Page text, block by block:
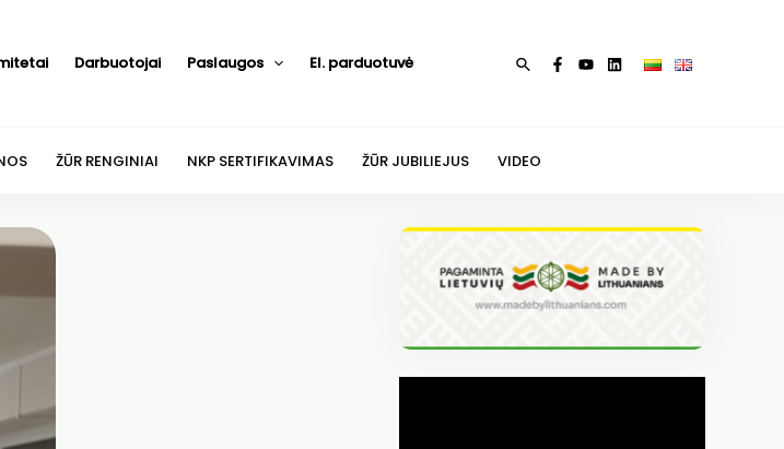
Darbuotojai Paslaugos El. parduotuvė Paieška
ŽŪR RENGINIAI NKP SERTIFIKAVIMAS ŽŪR JUBILIEJUS VIDEO